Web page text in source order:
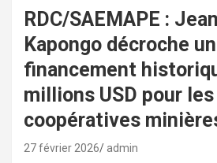
RDC/SAEMAPE :
Kapongo décroche un
financement
millions USD pour les
coopératives
27 février 2026 admin